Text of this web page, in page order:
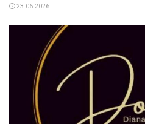
23.06.2026.